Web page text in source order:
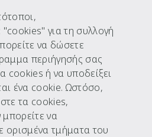
για τη συλλογή
να δώσετε
περιήγησής σας
cookies ή να υποδείξει
ένα cookie. Ωστόσο,
τα cookies,
μπορείτε να
ορισμένα τμήματα του